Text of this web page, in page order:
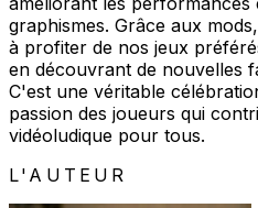
graphismes. Grâce aux
à profiter de nos jeux
en découvrant de nouvelles
C'est une véritable
passion des joueurs qui
vidéoludique pour tous.
L'AUTEUR